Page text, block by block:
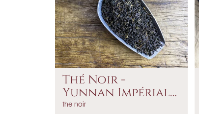
Thé Noir -
Yunnan Impérial
Bio
the noir